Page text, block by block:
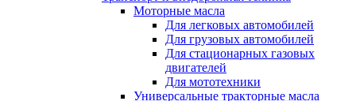
Моторные масла
Для легковых автомобилей
Для грузовых автомобилей
Для стационарных газовых
двигателей
Для мототехники
Универсальные тракторные масла